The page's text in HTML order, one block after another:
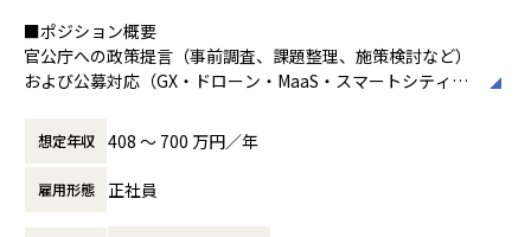
市場調査や競合調査を行い、顧客の市場の取り巻く環境を
把握し、業務ヒアリングや既存資料の確認をして現状の業務
内容の可視化します。
し、顧客のTobe像の策定と実現へのロードマップを作成し
ます。
他のサービス部門と共同でToBe像を実現するための具体
的な計画を立てます。
プロジェクトは8割に上ります（2023年1月時点）。
エイベックス / 三菱電機 /トラストバンク / キヤノンマーケテ
ィングジャパン / ユニクロ / パナソニック / カシオ計算機 /電
ック・プロ /日本経済新聞社 / 博報堂グループ / LINE 他、多
数
【デジタルパートナー事業部】
創業メンバーである吉田と橋本は、学生時代
にインターネットアーキテクチャやコンピュ
を運用していく中でビジネスの難しさを学び
とで「ものづくり」との距離感を実感しまし
■ポジション概要
官公庁への政策提言（事前調査、課題整理、施策検討など）
および公募対応（GX・ドローン・MaaS・スマートシティに
提案書作成、実証計画および予算計画作成など）の一連の業
務を段階的にご担当いただきます。
GX・ドローン・MaaS・スマートシティに関連する政策を読
想定年収 408 〜 700 万円／年
雇用形態 正社員